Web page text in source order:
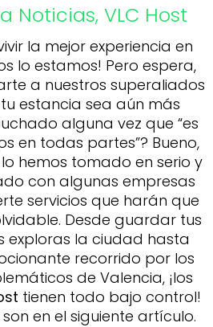
Noticias, VLC Host
la mejor experiencia en
lo estamos! Pero espera,
a nuestros superaliados
estancia sea aún más
alguna vez que “es
en todas partes”? Bueno,
hemos tomado en serio y
con algunas empresas
servicios que harán que
Desde guardar tus
exploras la ciudad hasta
recorrido por los
de Valencia, ¡los
tienen todo bajo control!
en el siguiente artículo.